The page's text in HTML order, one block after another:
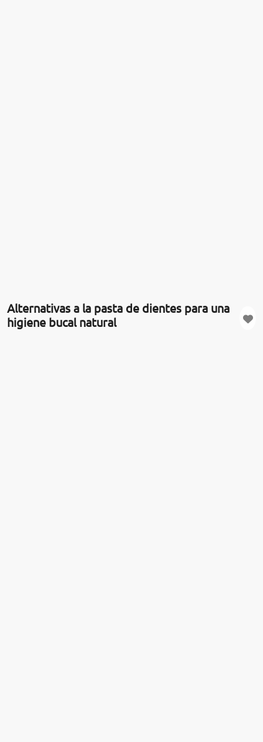
Alternativas a la pasta de dientes para una
higiene bucal natural